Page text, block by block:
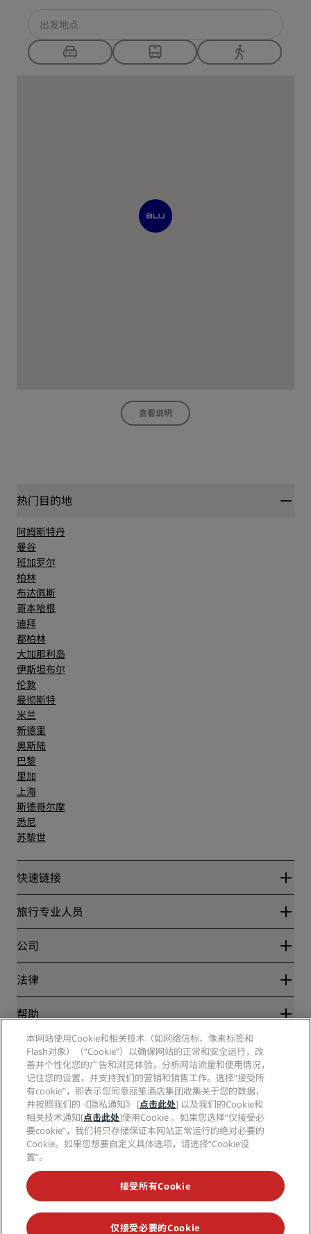
查看说明
热门目的地
阿姆斯特丹
曼谷
班加罗尔
柏林
布达佩斯
哥本哈根
迪拜
都柏林
大加那利岛
伊斯坦布尔
伦敦
曼彻斯特
米兰
新德里
奥斯陆
巴黎
里加
上海
斯德哥尔摩
悉尼
苏黎世
快速链接
丽赏会
Blog
目的地
丽笙酒店集团APP
体育认证酒店
家庭友好型酒店
健康与安全
旅行专业人员
合作伙伴
公司
丽笙酒店集团
工作机会 RHG
工作机会 PPHE
工作机会 EHL
The Club by RHG
发展机会
责任经营
采购
法律
隐私中心
丽赏会条款和条件
网站使用协议
数字无障碍
现代奴隶制声明
帮助
消费者警示
联系方式
常见问题
网站地图
社交媒体
丽笙酒店集团品牌
不再错失我们最受欢迎的酒店优惠
本网站使用Cookie和相关技术（如网络信标、像素标签和
Flash对象）（“Cookie”）以确保网站的正常和安全运行，改
善并个性化您的广告和浏览体验，分析网站流量和使用情况，
记住您的设置，并支持我们的营销和销售工作。选择“接受所
有cookie”，即表示您同意丽笙酒店集团收集关于您的数据，
并按照我们的《隐私通知》 [点击此处] 以及我们的Cookie和
相关技术通知[点击此处]使用Cookie 。如果您选择“仅接受必
要cookie”，我们将只存储保证本网站正常运行的绝对必要的
Cookie。如果您想要自定义具体选项，请选择“Cookie设
置”。
接受所有Cookie
仅接受必要的Cookie